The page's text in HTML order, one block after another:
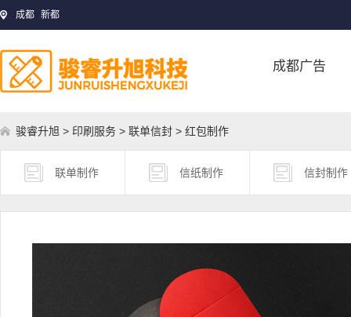
成都 新都
成都广告
骏睿升旭 > 印刷服务 > 联单信封 > 红包制作
联单制作 信纸制作 信封制作